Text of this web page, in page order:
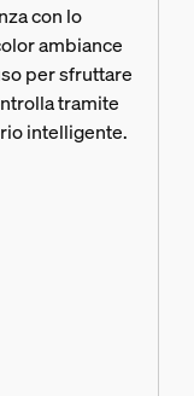
con lo
ambiance
per sfruttare
tramite
intelligente.